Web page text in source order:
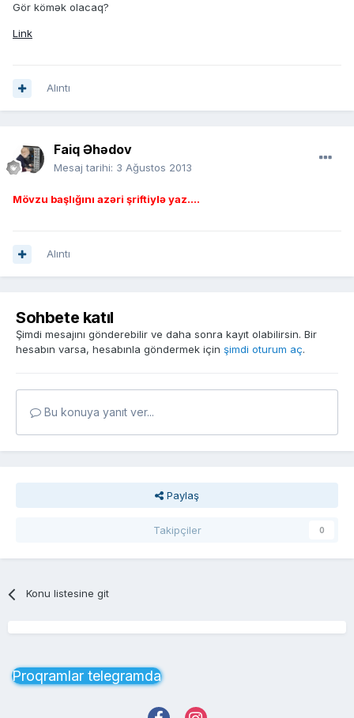
Gör kömək olacaq?
Link
Alıntı
Faiq Əhədov
Mesaj tarihi: 3 Ağustos 2013
Mövzu başlığını azəri şriftiylə yaz....
Alıntı
Sohbete katıl
Şimdi mesajını gönderebilir ve daha sonra kayıt olabilirsin. Bir
hesabın varsa, hesabınla göndermek için şimdi oturum aç.
Bu konuya yanıt ver...
Paylaş
Takipçiler 0
Konu listesine git
Proqramlar telegramda